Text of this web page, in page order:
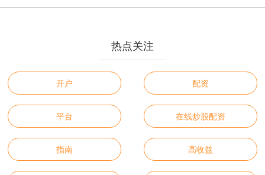
热点关注
开户 配资
平台 在线炒股配资
指南 高收益